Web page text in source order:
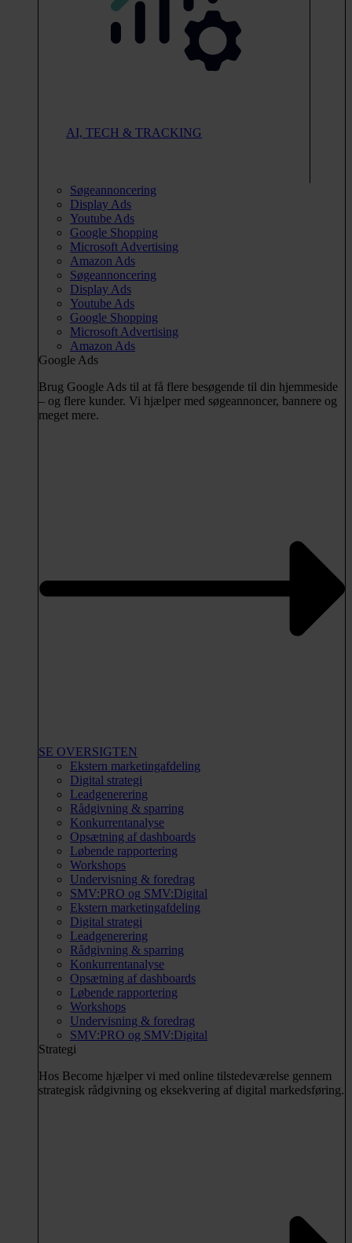
AI, TECH & TRACKING
Søgeannoncering
Display Ads
Youtube Ads
Google Shopping
Microsoft Advertising
Amazon Ads
Søgeannoncering
Display Ads
Youtube Ads
Google Shopping
Microsoft Advertising
Amazon Ads
Google Ads
Brug Google Ads til at få flere besøgende til din hjemmeside
– og flere kunder. Vi hjælper med søgeannoncer, bannere og
meget mere.
SE OVERSIGTEN
Ekstern marketingafdeling
Digital strategi
Leadgenerering
Rådgivning & sparring
Konkurrentanalyse
Opsætning af dashboards
Løbende rapportering
Workshops
Undervisning & foredrag
SMV:PRO og SMV:Digital
Ekstern marketingafdeling
Digital strategi
Leadgenerering
Rådgivning & sparring
Konkurrentanalyse
Opsætning af dashboards
Løbende rapportering
Workshops
Undervisning & foredrag
SMV:PRO og SMV:Digital
Strategi
Hos Become hjælper vi med online tilstedeværelse gennem
strategisk rådgivning og eksekvering af digital markedsføring.